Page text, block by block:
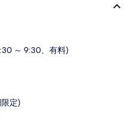
～ 9:30、有料)
定)